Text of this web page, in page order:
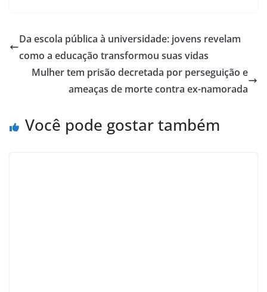
Da escola pública à universidade: jovens revelam
como a educação transformou suas vidas
Mulher tem prisão decretada por perseguição e
ameaças de morte contra ex-namorada
Você pode gostar também